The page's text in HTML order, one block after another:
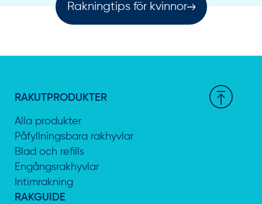
Rakningtips för kvinnor
RAKUTPRODUKTER
Alla produkter
Påfyllningsbara rakhyvlar
Blad och refills
Engångsrakhyvlar
Intimrakning
RAKGUIDE